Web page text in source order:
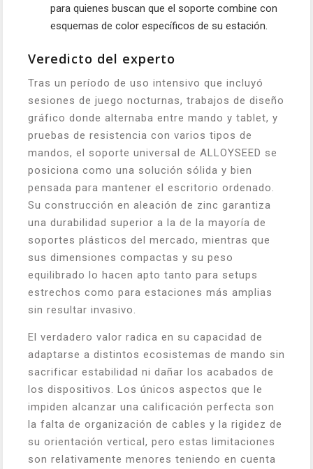
para quienes buscan que el soporte combine con
esquemas de color específicos de su estación.
Veredicto del experto
Tras un período de uso intensivo que incluyó
sesiones de juego nocturnas, trabajos de diseño
gráfico donde alternaba entre mando y tablet, y
pruebas de resistencia con varios tipos de
mandos, el soporte universal de ALLOYSEED se
posiciona como una solución sólida y bien
pensada para mantener el escritorio ordenado.
Su construcción en aleación de zinc garantiza
una durabilidad superior a la de la mayoría de
soportes plásticos del mercado, mientras que
sus dimensiones compactas y su peso
equilibrado lo hacen apto tanto para setups
estrechos como para estaciones más amplias
sin resultar invasivo.
El verdadero valor radica en su capacidad de
adaptarse a distintos ecosistemas de mando sin
sacrificar estabilidad ni dañar los acabados de
los dispositivos. Los únicos aspectos que le
impiden alcanzar una calificación perfecta son
la falta de organización de cables y la rigidez de
su orientación vertical, pero estas limitaciones
son relativamente menores teniendo en cuenta